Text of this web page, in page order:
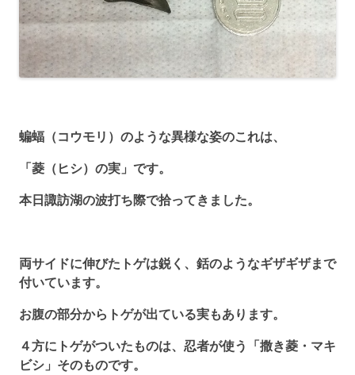
蝙蝠（コウモリ）のような異様な姿のこれは、
「菱（ヒシ）の実」です。
本日諏訪湖の波打ち際で拾ってきました。
両サイドに伸びたトゲは鋭く、銛のようなギザギザまで
付いています。
お腹の部分からトゲが出ている実もあります。
４方にトゲがついたものは、忍者が使う「撒き菱・マキ
ビシ」そのものです。